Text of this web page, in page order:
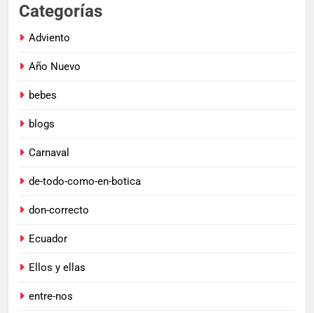
Categorías
Adviento
Año Nuevo
bebes
blogs
Carnaval
de-todo-como-en-botica
don-correcto
Ecuador
Ellos y ellas
entre-nos